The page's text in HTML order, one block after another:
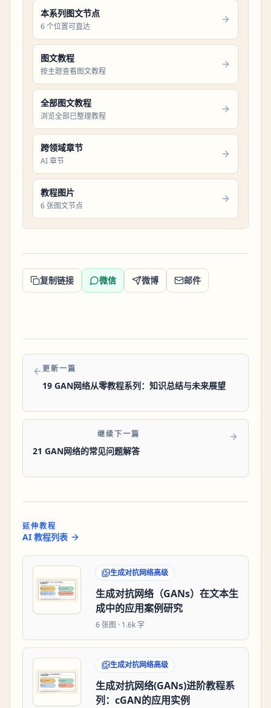
本系列图文节点
6 个位置可直达
图文教程
按主题查看图文教程
全部图文教程
浏览全部已整理教程
跨领域章节
AI 章节
教程图片
6 张图文节点
复制链接 微信 微博 邮件
更新一篇
19 GAN网络从零教程系列：知识总结与未来展望
继续下一篇
21 GAN网络的常见问题解答
延伸教程
AI 教程列表
生成对抗网络高级
生成对抗网络（GANs）在文本生
成中的应用案例研究
6 张图 · 1.6k 字
生成对抗网络高级
生成对抗网络(GANs)进阶教程系
列：cGAN的应用实例